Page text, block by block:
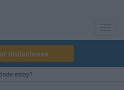
titulaciones
estoy?